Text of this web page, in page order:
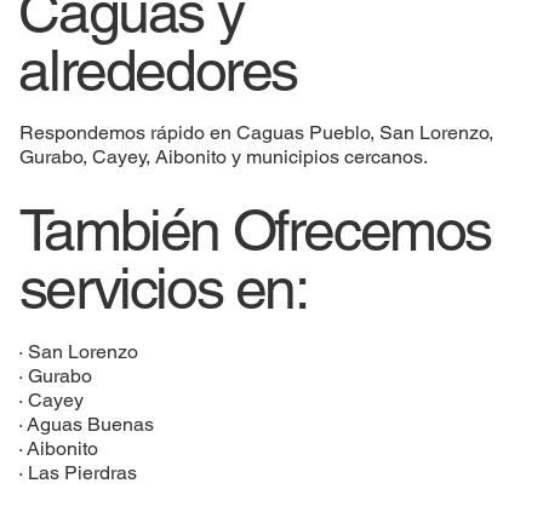
alrededores
Respondemos rápido en Caguas Pueblo, San Lorenzo,
Gurabo, Cayey, Aibonito y municipios cercanos.
También Ofrecemos
servicios en:
·San Lorenzo
·Gurabo
·Cayey
·Aguas Buenas
·Aibonito
· Las Pierdras